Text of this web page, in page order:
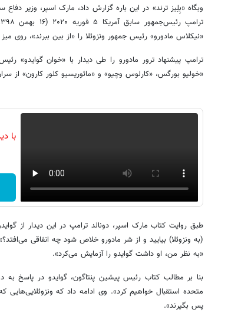
وبگاه «بِلِیز ترند» در این باره گزارش داد، مارک اسپر، وزیر
«نیکلاس مادورو» رئیس جمهور ونزوئلا را «از بین ببرند»، روی
ترامپ پیشنهاد ترور مادورو را طی دیدار با «خوان گوایدو»
«خولیو بورگس، «کارلوس وچیو» و «مائوریسیو کلور کارون» از
با
طبق روایت کتاب مارک اسپر، دونالد ترامپ در این دیدار از
(به ونزوئلا) بیایید و از شر مادورو خلاص شود چه اتفاقی
«به نظر من، او داشت گوایدو را آزمایش می‌کرد».
بنا بر مطالب کتاب رئیس پیشین پنتاگون، گوایدو در پاسخ به
متحده استقبال خواهیم کرد». وی ادامه داد که ونزوئلایی‌هایی
پس بگیرند».